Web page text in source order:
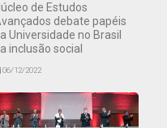
de Estudos
debate papéis
Universidade no Brasil
inclusão social
06/12/2022